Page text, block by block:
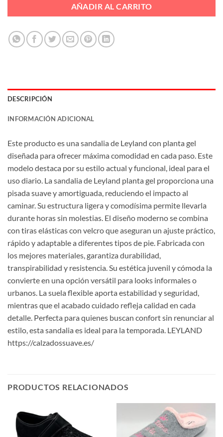
AÑADIR AL CARRITO
DESCRIPCIÓN
INFORMACIÓN ADICIONAL
Este producto es una sandalia de Leyland con planta gel
diseñada para ofrecer máxima comodidad en cada paso. Este
modelo destaca por su estilo actual y funcional, ideal para el
uso diario. La sandalia de Leyland planta gel proporciona una
pisada suave y amortiguada, reduciendo el impacto al
caminar. Su estructura ligera y comodísima permite llevarla
durante horas sin molestias. El diseño moderno se combina
con tiras elásticas con velcro que aseguran un ajuste práctico,
rápido y adaptable a diferentes tipos de pie. Fabricada con
los mejores materiales, garantiza durabilidad,
transpirabilidad y resistencia. Su estética juvenil y cómoda la
convierte en una opción versátil para looks informales o
urbanos. La suela flexible aporta estabilidad y seguridad,
mientras que el acabado cuidado refleja calidad en cada
detalle. Perfecta para quienes buscan confort sin renunciar al
estilo, esta sandalia es ideal para la temporada. LEYLAND
https://calzadossuave.es/
PRODUCTOS RELACIONADOS